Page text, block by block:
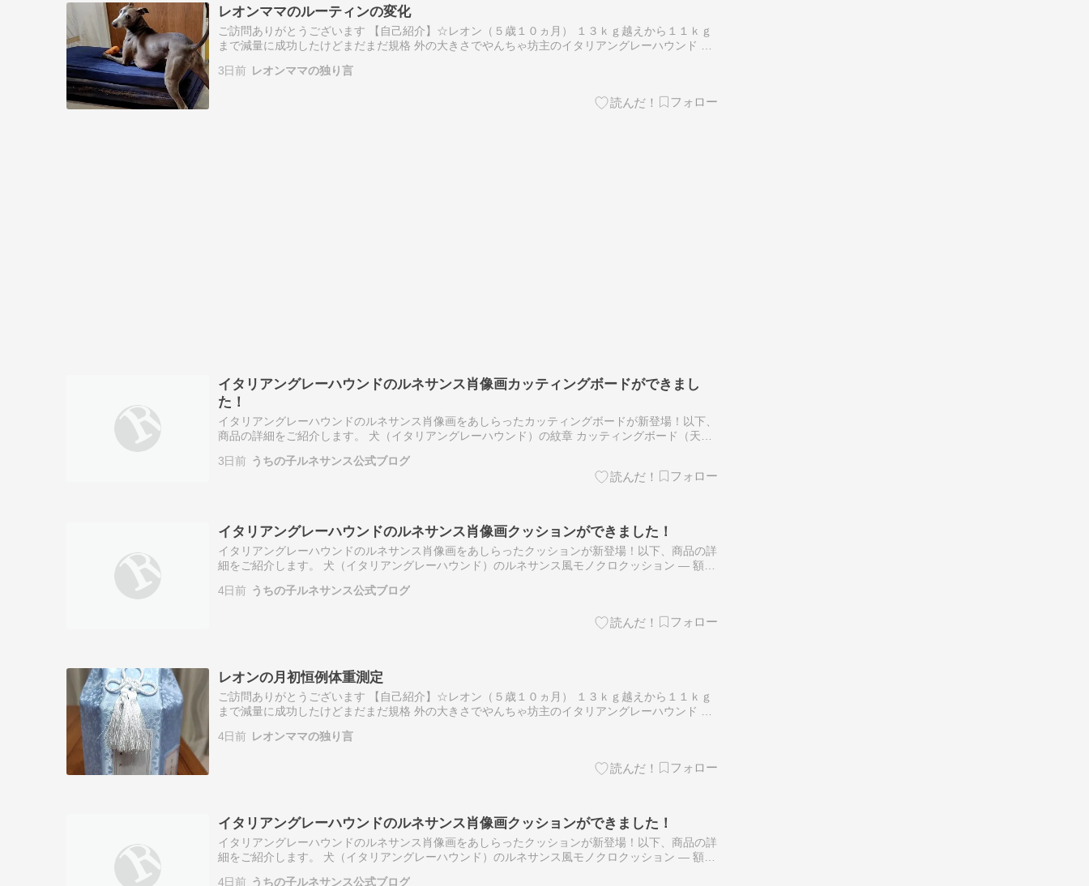
レオンママのルーティンの変化
ご訪問ありがとうございます 【自己紹介】☆レオン（５歳１０ヵ月） １３ｋｇ越えから１１ｋｇ
まで減量に成功したけどまだまだ規格 外の大きさでやんちゃ坊主のイタリアングレーハウンド ☆
張って生き…
3日前 レオンママの独り言
イタリアングレーハウンドのルネサンス肖像画カッティングボードができまし
た！
イタリアングレーハウンドのルネサンス肖像画をあしらったカッティングボードが新登場！以下、
商品の詳細をご紹介します。 犬（イタリアングレーハウンド）の紋章 カッティングボード（天然
面にあしらいま…
3日前 うちの子ルネサンス公式ブログ
イタリアングレーハウンドのルネサンス肖像画クッションができました！
イタリアングレーハウンドのルネサンス肖像画をあしらったクッションが新登場！以下、商品の詳
細をご紹介します。 犬（イタリアングレーハウンド）のルネサンス風モノクロクッション ― 額縁
ションにプリ…
4日前 うちの子ルネサンス公式ブログ
レオンの月初恒例体重測定
ご訪問ありがとうございます 【自己紹介】☆レオン（５歳１０ヵ月） １３ｋｇ越えから１１ｋｇ
まで減量に成功したけどまだまだ規格 外の大きさでやんちゃ坊主のイタリアングレーハウンド ☆
張って生き…
4日前 レオンママの独り言
イタリアングレーハウンドのルネサンス肖像画クッションができました！
イタリアングレーハウンドのルネサンス肖像画をあしらったクッションが新登場！以下、商品の詳
細をご紹介します。 犬（イタリアングレーハウンド）のルネサンス風モノクロクッション ― 額縁
4日前 うちの子ルネサンス公式ブログ